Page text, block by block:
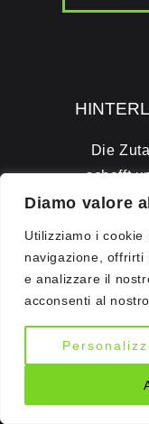
Diamo valore
Utilizziamo i
navigazione, offrirti
e analizzare il
acconsenti al
Die
schafft
um ihre